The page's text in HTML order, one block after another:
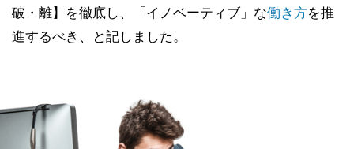
破・離】を徹底し、「イノベーティブ」な働き方を推
進するべき、と記しました。